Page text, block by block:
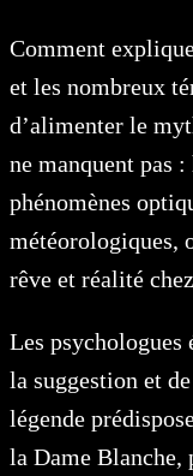
Comment
et les nombreux
d’alimenter le
ne manquent pas
phénomènes
météorologiques,
rêve et réalité
Les psychologues
la suggestion et
légende
la Dame Blanche,